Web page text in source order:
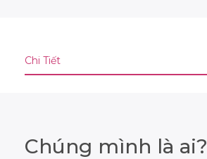
Chi Tiết
Chúng mình là ai?